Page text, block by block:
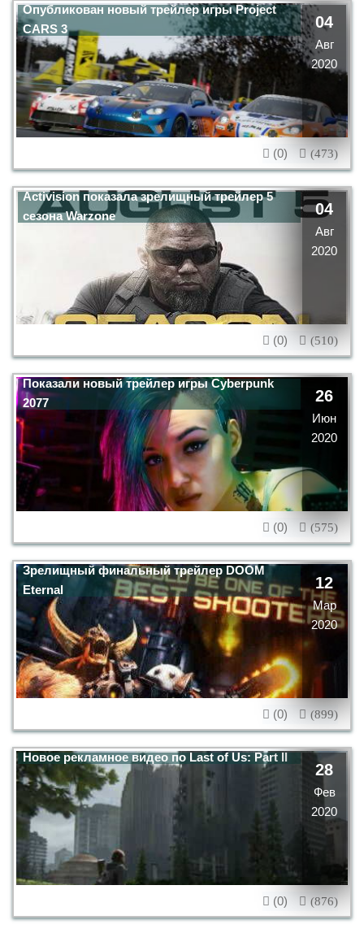
Опубликован новый трейлер игры Project
CARS 3
(0) (473)
04
Авг
2020
Activision показала зрелищный трейлер 5
сезона Warzone
(0) (510)
04
Авг
2020
Показали новый трейлер игры Cyberpunk
2077
(0) (575)
26
Июн
2020
Зрелищный финальный трейлер DOOM
Eternal
(0) (899)
12
Мар
2020
Новое рекламное видео по Last of Us: Part II
(0) (876)
28
Фев
2020